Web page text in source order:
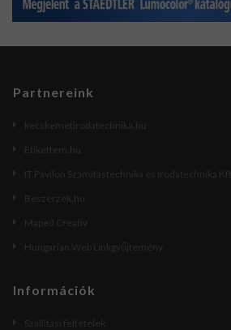
Partnereink
kecskemetirodatechnika.hu
Etikettem.hu
IT Pavilon Számítástechnika és Irodatechnika Kft.
Beszerzek.hu
Maped Creativ
Hungarian Web Linkgyűjtemény
Információk
Szállítási feltételek